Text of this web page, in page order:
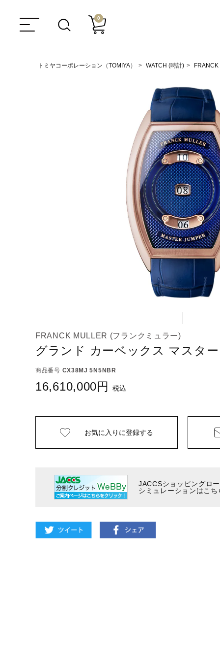
0
トミヤコーポレーション（TOMIYA） WATCH (時計)
FRANCK MULLER (フランクミュラー)
グランド カーベックス マスタ
商品番号 CX38MJ 5N5NBR
16,610,000 税込
お気に入りに登録する
JACCSショッピングロ
シミュレーションはこち